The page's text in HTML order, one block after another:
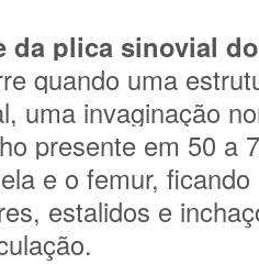
da plica sinovial
quando uma
uma invaginação
presente em 50 a
e o femur,
estalidos e